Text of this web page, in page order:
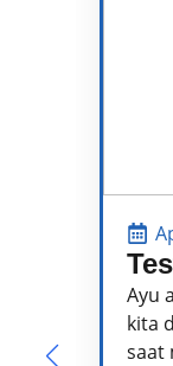
Ayu
kita
saat